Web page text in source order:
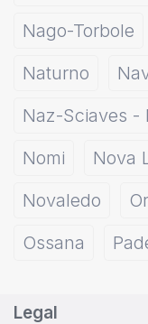
Nago-Torbole
Naturno
Naz-Sciaves -
Nomi
Nova
Novaledo
Ossana
Legal